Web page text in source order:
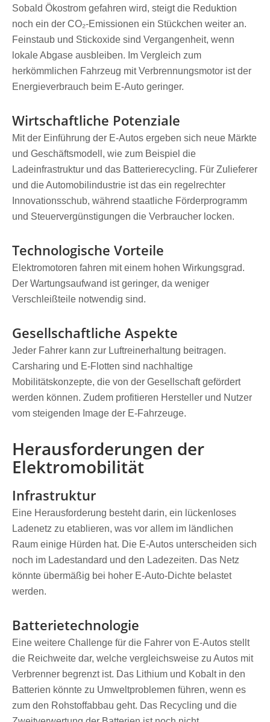
Sobald Ökostrom gefahren wird, steigt die Reduktion
noch ein der CO₂-Emissionen ein Stückchen weiter an.
Feinstaub und Stickoxide sind Vergangenheit, wenn
lokale Abgase ausbleiben. Im Vergleich zum
herkömmlichen Fahrzeug mit Verbrennungsmotor ist der
Energieverbrauch beim E-Auto geringer.
Wirtschaftliche Potenziale
Mit der Einführung der E-Autos ergeben sich neue Märkte
und Geschäftsmodell, wie zum Beispiel die
Ladeinfrastruktur und das Batterierecycling. Für Zulieferer
und die Automobilindustrie ist das ein regelrechter
Innovationsschub, während staatliche Förderprogramm
und Steuervergünstigungen die Verbraucher locken.
Technologische Vorteile
Elektromotoren fahren mit einem hohen Wirkungsgrad.
Der Wartungsaufwand ist geringer, da weniger
Verschleißteile notwendig sind.
Gesellschaftliche Aspekte
Jeder Fahrer kann zur Luftreinerhaltung beitragen.
Carsharing und E-Flotten sind nachhaltige
Mobilitätskonzepte, die von der Gesellschaft gefördert
werden können. Zudem profitieren Hersteller und Nutzer
vom steigenden Image der E-Fahrzeuge.
Herausforderungen der
Elektromobilität
Infrastruktur
Eine Herausforderung besteht darin, ein lückenloses
Ladenetz zu etablieren, was vor allem im ländlichen
Raum einige Hürden hat. Die E-Autos unterscheiden sich
noch im Ladestandard und den Ladezeiten. Das Netz
könnte übermäßig bei hoher E-Auto-Dichte belastet
werden.
Batterietechnologie
Eine weitere Challenge für die Fahrer von E-Autos stellt
die Reichweite dar, welche vergleichsweise zu Autos mit
Verbrenner begrenzt ist. Das Lithium und Kobalt in den
Batterien könnte zu Umweltproblemen führen, wenn es
zum den Rohstoffabbau geht. Das Recycling und die